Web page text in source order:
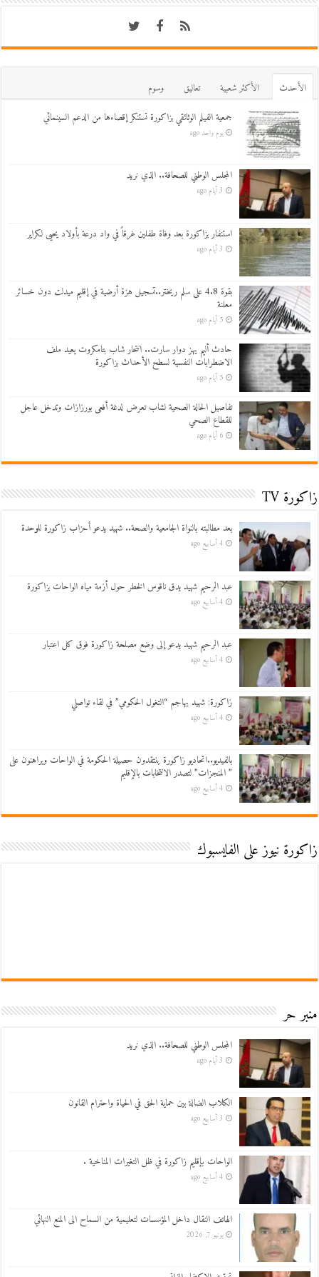
اﻷحدث اﻷكثر شعبية تعاليق
وسوم
جمعية الفيلم الوثائقي بزاكورة تستنكر إقصاءها من الدعم السينمائي
يوم واحد ago
المجلس الوطني للصحافة.. الذي نريد
3 أيام ago
استنفار بزاكورة بعد وفاة طفلين غرقاً في واد درعة بأولاد يحيى لكراير
3 أيام ago
بقوة 4.8 على سلم ريختر..تسجيل هزة أرضية في إقليم ميدلت دون خسائر
معلنة
5 أيام ago
حادث أليم يهز دوار سارت.. انتحار شاب بتامكروت يعيد ملف
الاضطرابات النفسية لسطح الأحداث بزاكورة
5 أيام ago
تفاصيل الحالة الصحية لشاب تعرض لدغة أفعى بورزازات وتدخل عاجل
للقطاع الصحي
6 أيام ago
زاكورة TV
بعد مطالبته بالنواة الجامعية والصحة.. شهيد يدعو أحزاب زاكورة للوحدة
4 أسابيع ago
عبد الرحيم شهيد يدق ناقوس الخطر حول أزمة مياه الواحات بزاكورة
4 أسابيع ago
عبد الرحيم شهيد يدعو إلى وضع مصلحة زاكورة فوق كل اعتبار
4 أسابيع ago
زاكورة: شهيد يهاجم “التغول الحكومي” في لقاء تواصلي
4 أسابيع ago
بالفيديو..اتحاديو زاكورة ينتقدون حصيلة الحكومة في الواحات ويراهنون على
” المنجزات” لتصدر الانتخابات بالإقليم
4 أسابيع ago
زاكورة نيوز على الفايسبوك
منبر حر
المجلس الوطني للصحافة.. الذي نريد
3 أيام ago
الكلاب الضالة بين حماية الحق في الحياة واحترام القانون
3 أسابيع ago
الواحات بإقليم زاكورة في ظل التغيرات المناخية .
4 أسابيع ago
الهاتف النقال داخل المؤسسات لتعليمية من السماح الى المنع النهائي
يونيو 7, 2026